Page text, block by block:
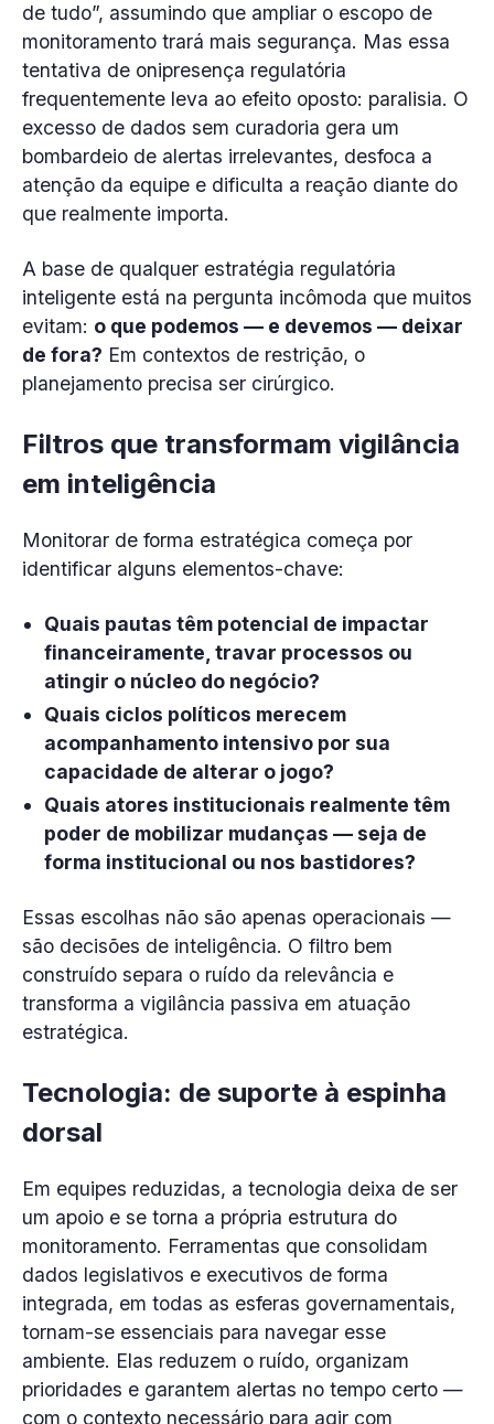
de tudo”, assumindo que ampliar o escopo de
monitoramento trará mais segurança. Mas essa
tentativa de onipresença regulatória
frequentemente leva ao efeito oposto: paralisia. O
excesso de dados sem curadoria gera um
bombardeio de alertas irrelevantes, desfoca a
atenção da equipe e dificulta a reação diante do
que realmente importa.
A base de qualquer estratégia regulatória
inteligente está na pergunta incômoda que muitos
evitam: o que podemos — e devemos — deixar
de fora? Em contextos de restrição, o
planejamento precisa ser cirúrgico.
Filtros que transformam vigilância
em inteligência
Monitorar de forma estratégica começa por
identificar alguns elementos-chave:
Quais pautas têm potencial de impactar
financeiramente, travar processos ou
atingir o núcleo do negócio?
Quais ciclos políticos merecem
acompanhamento intensivo por sua
capacidade de alterar o jogo?
Quais atores institucionais realmente têm
poder de mobilizar mudanças — seja de
forma institucional ou nos bastidores?
Essas escolhas não são apenas operacionais —
são decisões de inteligência. O filtro bem
construído separa o ruído da relevância e
transforma a vigilância passiva em atuação
estratégica.
Tecnologia: de suporte à espinha
dorsal
Em equipes reduzidas, a tecnologia deixa de ser
um apoio e se torna a própria estrutura do
monitoramento. Ferramentas que consolidam
dados legislativos e executivos de forma
integrada, em todas as esferas governamentais,
tornam-se essenciais para navegar esse
ambiente. Elas reduzem o ruído, organizam
prioridades e garantem alertas no tempo certo —
com o contexto necessário para agir com